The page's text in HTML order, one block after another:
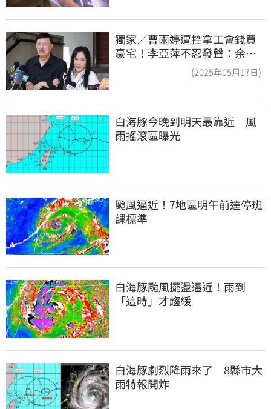
獨家／曹雨婷遭控拿工會錢買
豪宅！李亞萍不忍發聲：余天
(2025年05月17日)
白海豚今晚到明天最靠近　風
雨搖滾區曝光
颱風逼近！7地區明午前達停班
課標準
白海豚颱風擺盪逼近！雨到
「這時」才趨緩
白海豚劇烈降雨來了　8縣市大
雨特報開炸